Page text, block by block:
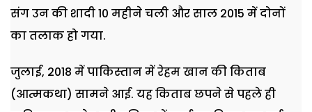
संग उन की शादी 10 महीने चली और साल 2015 में दोनों
का तलाक हो गया.
जुलाई, 2018 में पाकिस्तान में रेहम खान की किताब
(आत्मकथा) सामने आई. यह किताब छपने से पहले ही